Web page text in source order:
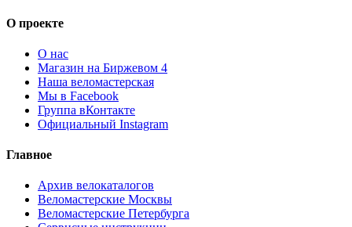
О проекте
О нас
Магазин на Биржевом 4
Наша веломастерская
Мы в Facebook
Группа вКонтакте
Официальный Instagram
Главное
Архив велокаталогов
Веломастерские Москвы
Веломастерские Петербурга